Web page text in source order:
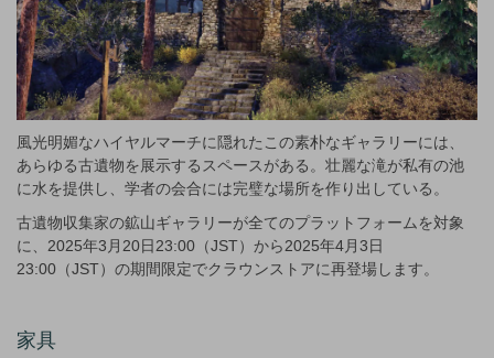
風光明媚なハイヤルマーチに隠れたこの素朴なギャラリーには、
あらゆる古遺物を展示するスペースがある。壮麗な滝が私有の池
に水を提供し、学者の会合には完璧な場所を作り出している。
古遺物収集家の鉱山ギャラリーが全てのプラットフォームを対象
に、2025年3月20日23:00（JST）から2025年4月3日
23:00（JST）の期間限定でクラウンストアに再登場します。
家具